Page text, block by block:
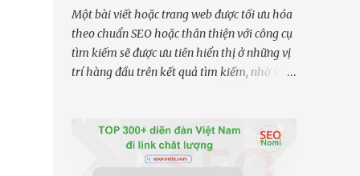
tưởng kinh doanh của bạn thành hiện thực
trên nền tảng đầy hứa hẹn này! I. Giới thiệu
về Etsy 1. Etsy là gì? Etsy là một sàn thương
mại điện tử độc đáo, chuyên biệt hóa vào các
nền tảng thương mại điện tử đại chúng, Etsy
là gì ? Etsy không chỉ là nơi mua bán, mà
còn là một cộng ...
Một bài viết hoặc trang web được tối ưu hóa
theo chuẩn SEO hoặc thân thiện với công cụ
tìm kiếm sẽ được ưu tiên hiển thị ở những vị
trí hàng đầu trên kết quả tìm kiếm, nhờ sự
sẽ bao gồm những tiêu chí sau đây. Hãy
cùng SEO Nomie tìm hiểu danh sách 6 tiêu
chí tối ưu hóa SEO website. Hướng dẫn SEO